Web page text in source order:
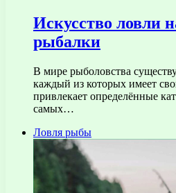
Искусство ловли
рыбалки
В мире рыболовства
каждый из которых имеет
привлекает определённые
самых…
Ловля рыбы